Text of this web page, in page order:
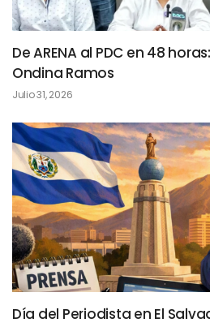
De ARENA al PDC en 48
Ondina Ramos
Julio 31, 2026
Día del Periodista en El